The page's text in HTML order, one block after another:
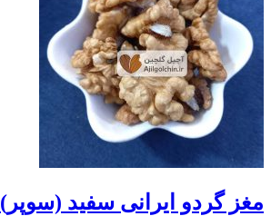
مغز گردو ایرانی سفید (سوپر)